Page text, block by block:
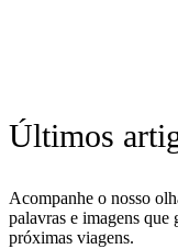
Últimos
Acompanhe o nosso
palavras e imagens que
próximas viagens.